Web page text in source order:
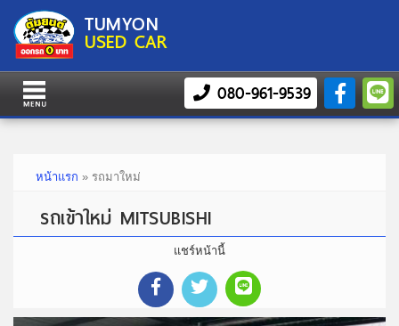
TUMYON
USED CAR
080-961-9539
หน้าแรก » รถมาใหม่
รถเข้าใหม่ MITSUBISHI
แชร์หน้านี้